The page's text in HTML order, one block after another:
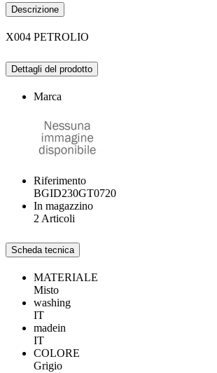
Descrizione
X004 PETROLIO
Dettagli del prodotto
Marca
Riferimento
BGID230GT0720
In magazzino
2 Articoli
Scheda tecnica
MATERIALE
Misto
washing
IT
madein
IT
COLORE
Grigio